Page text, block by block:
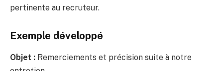
pertinente au recruteur.
Exemple développé
Objet : Remerciements et précision suite à notre